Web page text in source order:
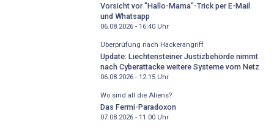
Vorsicht vor "Hallo-Mama"-Trick per E-Mail
und Whatsapp
06.08.2026 - 16:40Uhr
Überprüfung nach Hackerangriff
Update: Liechtensteiner Justizbehörde nimmt
nach Cyberattacke weitere Systeme vom Netz
06.08.2026 - 12:15Uhr
Wo sind all die Aliens?
Das Fermi-Paradoxon
07.08.2026 - 11:00Uhr